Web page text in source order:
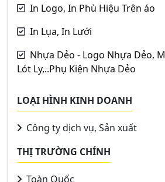
In Logo, In Phù Hiệu Trên áo
In Lụa, In Lưới
Nhựa Dẻo - Logo Nhựa Dẻo,
Lót Ly,..Phụ Kiện Nhựa Dẻo
LOẠI HÌNH KINH DOANH
Công ty dịch vụ, Sản xuất
THỊ TRƯỜNG CHÍNH
Toàn Quốc